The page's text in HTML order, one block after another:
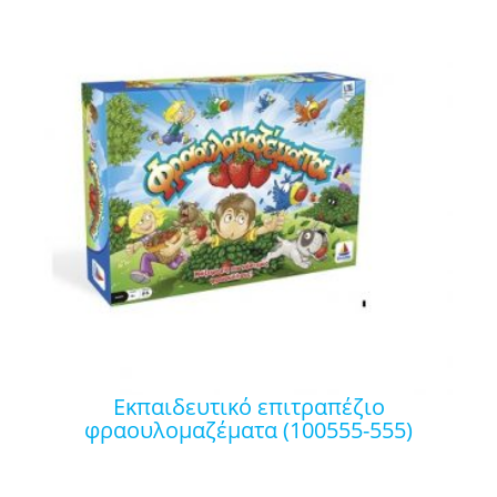
εκπαιδευτικό επιτραπέζιο
φραουλομαζέματα (100555-555)